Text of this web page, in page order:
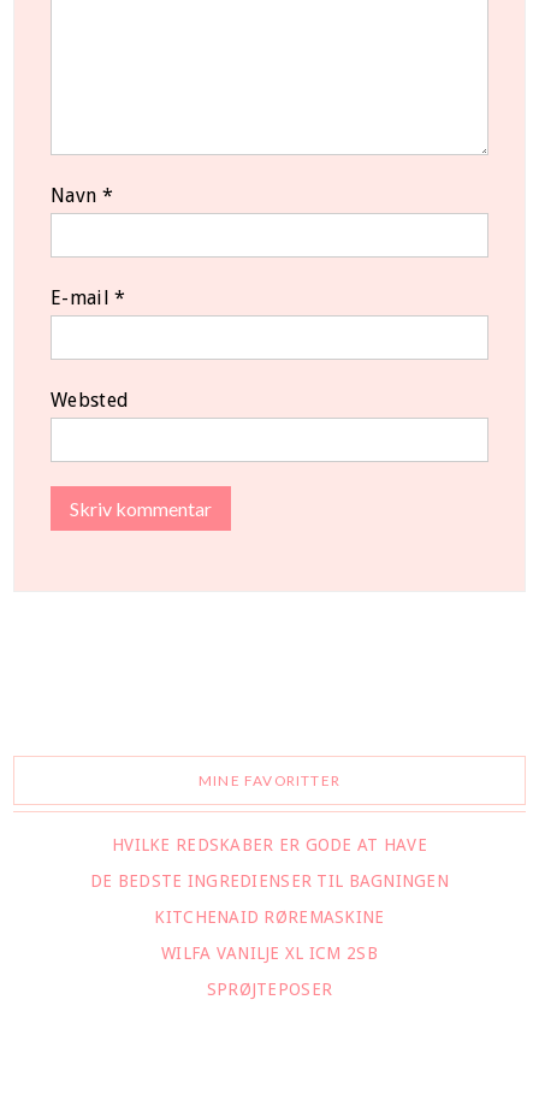
Navn *
E-mail*
Websted
MINE FAVORITTER
HVILKE REDSKABER ER GODE AT HAVE
DE BEDSTE INGREDIENSER TIL BAGNINGEN
KITCHENAID RØREMASKINE
WILFA VANILJE XL ICM 2SB
SPRØJTEPOSER